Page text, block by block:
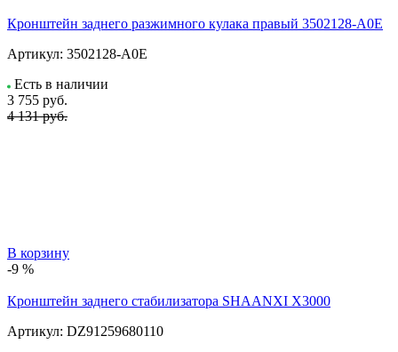
Кронштейн заднего разжимного кулака правый 3502128-A0E
Артикул: 3502128-A0E
Есть в наличии
3 755 руб.
4 131 руб.
В корзину
-9 %
Кронштейн заднего стабилизатора SHAANXI X3000
Артикул: DZ91259680110